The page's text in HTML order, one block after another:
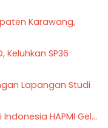
Karawang,
Keluhkan SP36
Lapangan Studi
HAPMI Gel...